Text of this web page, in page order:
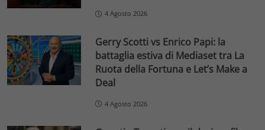
4 Agosto 2026
Gerry Scotti vs Enrico Papi: la
battaglia estiva di Mediaset tra La
Ruota della Fortuna e Let’s Make a
Deal
4 Agosto 2026